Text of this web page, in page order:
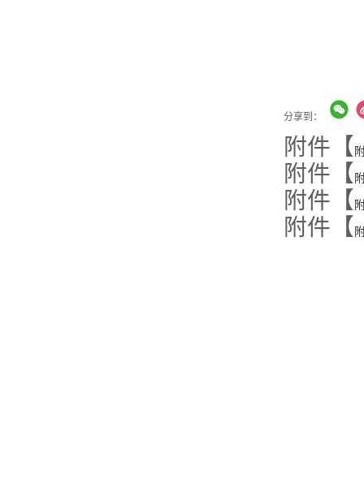
分享到：
附件【
附件【
附件【
附件【